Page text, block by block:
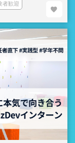
者歓迎